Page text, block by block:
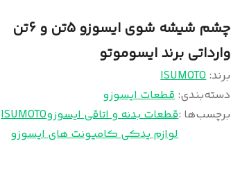
چشم شیشه شوی ایسوزو 5تن و 6تن
وارداتی برند ایسوموتو
برند:ISUMOTO
دسته‌بندی:قطعات ایسوزو
برچسب‌ها :قطعات بدنه و اتاقی ایسوزوISUMOTO
لوازم یدکی کامیونت های ایسوزو